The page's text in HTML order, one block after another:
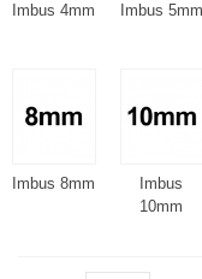
Imbus 4mm Imbus 5mm
Imbus 8mm
Imbus
10mm